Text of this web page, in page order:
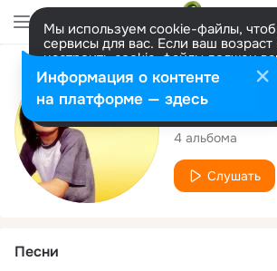
Мы используем cookie-файлы,
сервисы для вас. Если ваш возраст
настроить cookie-файлы должен
представитель. Больше
Разрешить все Настроить
Исполнитель
ร็อคสะเดิด
4 альбома
Слушать
Песни
Информация о контенте
на платформе — здесь